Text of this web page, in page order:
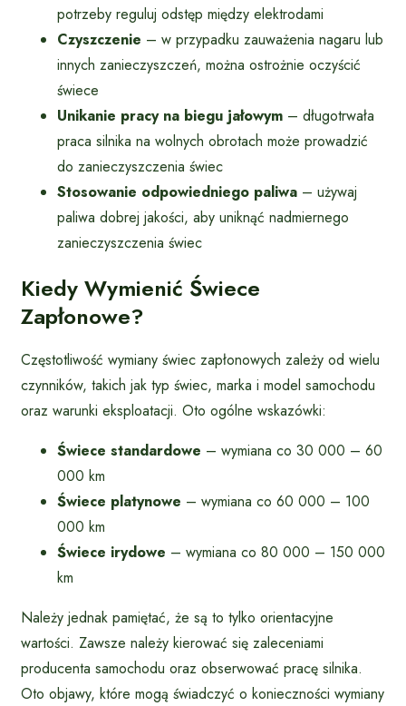
potrzeby reguluj odstęp między elektrodami
Czyszczenie – w przypadku zauważenia nagaru lub
innych zanieczyszczeń, można ostrożnie oczyścić
świece
Unikanie pracy na biegu jałowym – długotrwała
praca silnika na wolnych obrotach może prowadzić
do zanieczyszczenia świec
Stosowanie odpowiedniego paliwa – używaj
paliwa dobrej jakości, aby uniknąć nadmiernego
zanieczyszczenia świec
Kiedy Wymienić Świece
Zapłonowe?
Częstotliwość wymiany świec zapłonowych zależy od wielu
czynników, takich jak typ świec, marka i model samochodu
oraz warunki eksploatacji. Oto ogólne wskazówki:
Świece standardowe – wymiana co 30 000 – 60
000 km
Świece platynowe – wymiana co 60 000 – 100
000 km
Świece irydowe – wymiana co 80 000 – 150 000
km
Należy jednak pamiętać, że są to tylko orientacyjne
wartości. Zawsze należy kierować się zaleceniami
producenta samochodu oraz obserwować pracę silnika.
Oto objawy, które mogą świadczyć o konieczności wymiany